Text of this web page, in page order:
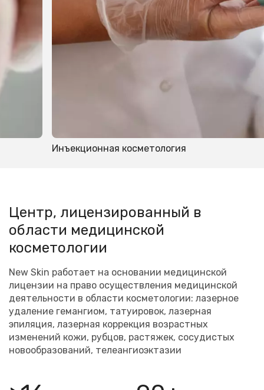
Инъекционная косметология
Центр, лицензированный в
области медицинской
косметологии
New Skin работает на основании медицинской
лицензии на право осуществления медицинской
деятельности в области косметологии: лазерное
удаление гемангиом, татуировок, лазерная
эпиляция, лазерная коррекция возрастных
изменений кожи, рубцов, растяжек, сосудистых
новообразований, телеангиоэктазии